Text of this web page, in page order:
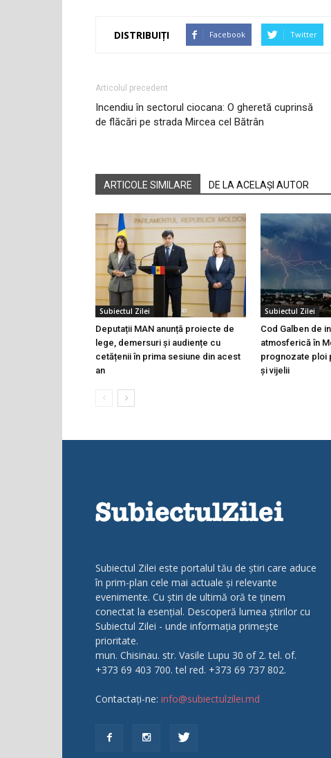
DISTRIBUIȚI Facebook Twitter
Articolul precedent
Incendiu în sectorul ciocana: O gheretă cuprinsă
de flăcări pe strada Mircea cel Bătrân
ARTICOLE SIMILARE DE LA ACELAȘI AUTOR
Subiectul Zilei
Deputații MAN anunță proiecte de
lege, demersuri și audiențe cu
cetățenii în prima sesiune din acest
an
Subiectul Zilei
Cod Galben de
atmosferică în
prognozate ploi
și vijelii
Subiectul Zilei este portalul tău de știri care aduce
în prim-plan cele mai actuale și relevante
evenimente. Cu știri de ultimă oră te ținem
conectat la esențial. Descoperă lumea știrilor cu
Subiectul Zilei - unde informația primește
prioritate.
mun. Chisinau. str. Vasile Lupu 30 of 2. tel. of.
+373 69 403 700. tel red. +373 69 737 802.
Contactați-ne: info@subiectulzilei.md